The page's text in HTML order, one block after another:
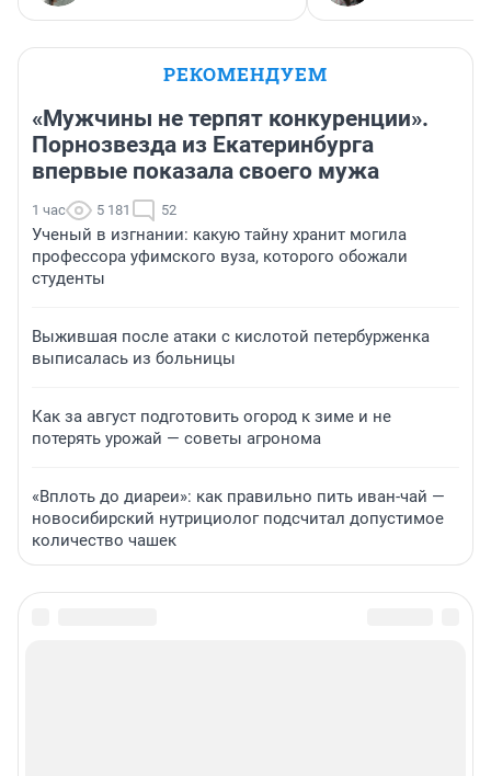
РЕКОМЕНДУЕМ
«Мужчины не терпят конкуренции».
Порнозвезда из Екатеринбурга
впервые показала своего мужа
1 час 5 181 52
Ученый в изгнании: какую тайну хранит могила
профессора уфимского вуза, которого обожали
студенты
Выжившая после атаки с кислотой петербурженка
выписалась из больницы
Как за август подготовить огород к зиме и не
потерять урожай — советы агронома
«Вплоть до диареи»: как правильно пить иван-чай —
новосибирский нутрициолог подсчитал допустимое
количество чашек